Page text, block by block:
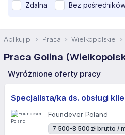
Zdalna Bez pośredników
Aplikuj.pl Praca Wielkopolskie
Praca Golina
Wyróżnione oferty pracy
Foundever Poland
7 500-8 500 zł brutto /